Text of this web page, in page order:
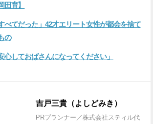
育】
べてだった」42才エリート女性が都会を捨て
の
心しておばさんになってください」
吉戸三貴（よしどみき）
PRプランナー／株式会社スティル代